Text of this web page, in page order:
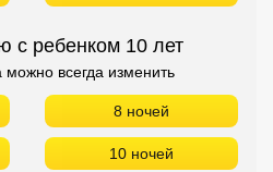
с ребенком 10 лет
можно всегда изменить
8 ночей
10 ночей